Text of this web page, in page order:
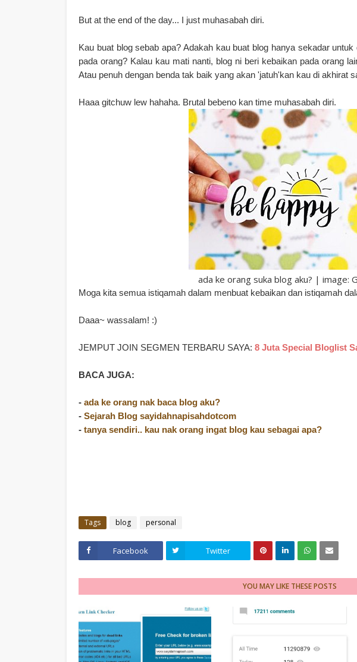
But at the end of the day... I just muhasabah diri.
Kau buat blog sebab apa? Adakah kau buat blog hanya sekadar
pada orang? Kalau kau mati nanti, blog ni beri kebaikan pada orang
Atau penuh dengan benda tak baik yang akan 'jatuh'kan kau di akhirat
Haaa gitchuw lew hahaha. Brutal bebeno kan time muhasabah diri.
ada ke orang suka blog aku? | image:
Moga kita semua istiqamah dalam menbuat kebaikan dan istiqamah
Daaa~ wassalam! :)
JEMPUT JOIN SEGMEN TERBARU SAYA: 8 Juta Special Bloglist
BACA JUGA:
- ada ke orang nak baca blog aku?
- Sejarah Blog sayidahnapisahdotcom
- tanya sendiri.. kau nak orang ingat blog kau sebagai apa?
Tags blog personal
Facebook Twitter
YOU MAY LIKE THESE POSTS